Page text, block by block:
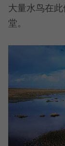
大量水鸟在
堂。